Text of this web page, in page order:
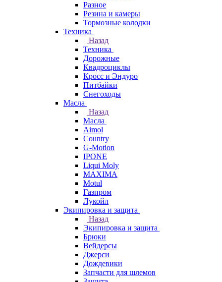
Разное
Резина и камеры
Тормозные колодки
Техника
Назад
Техника
Дорожные
Квадроциклы
Кросс и Эндуро
Питбайки
Снегоходы
Масла
Назад
Масла
Aimol
Country
G-Motion
IPONE
Liqui Moly
MAXIMA
Motul
Газпром
Лукойл
Экипировка и защита
Назад
Экипировка и защита
Брюки
Вейдерсы
Джерси
Дождевики
Запчасти для шлемов